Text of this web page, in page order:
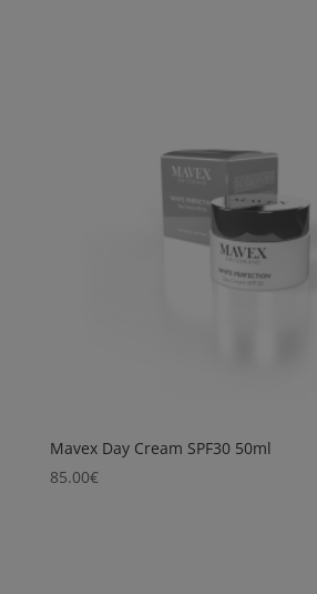
Mavex Day Cream SPF30 50ml
85.00€